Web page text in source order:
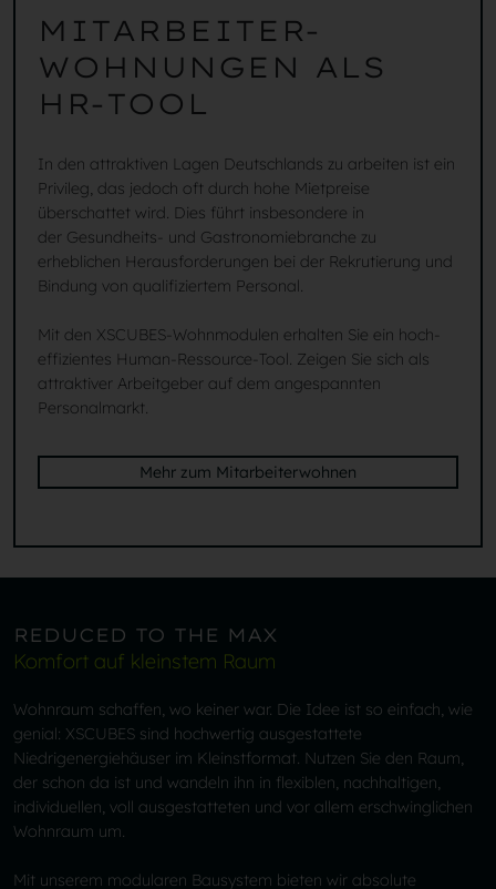
MITARBEITER-
WOHNUNGEN ALS
HR-TOOL
In den attraktiven Lagen Deutschlands zu arbeiten ist ein
Privileg, das jedoch oft durch hohe Mietpreise
überschattet wird. Dies führt insbesondere in
der Gesundheits- und Gastronomiebranche zu
erheblichen Herausforderungen bei der Rekrutierung und
Bindung von qualifiziertem Personal.
Mit den XSCUBES-Wohnmodulen erhalten Sie ein hoch-
effizientes Human-Ressource-Tool. Zeigen Sie sich als
attraktiver Arbeitgeber auf dem angespannten
Personalmarkt.
Mehr zum Mitarbeiterwohnen
REDUCED TO THE MAX
Komfort auf kleinstem Raum
Wohnraum schaffen, wo keiner war. Die Idee ist so einfach, wie
genial: XSCUBES sind hochwertig ausgestattete
Niedrigenergiehäuser im Kleinstformat. Nutzen Sie den Raum,
der schon da ist und wandeln ihn in flexiblen, nachhaltigen,
individuellen, voll ausgestatteten und vor allem erschwinglichen
Wohnraum um.
Mit unserem modularen Bausystem bieten wir absolute